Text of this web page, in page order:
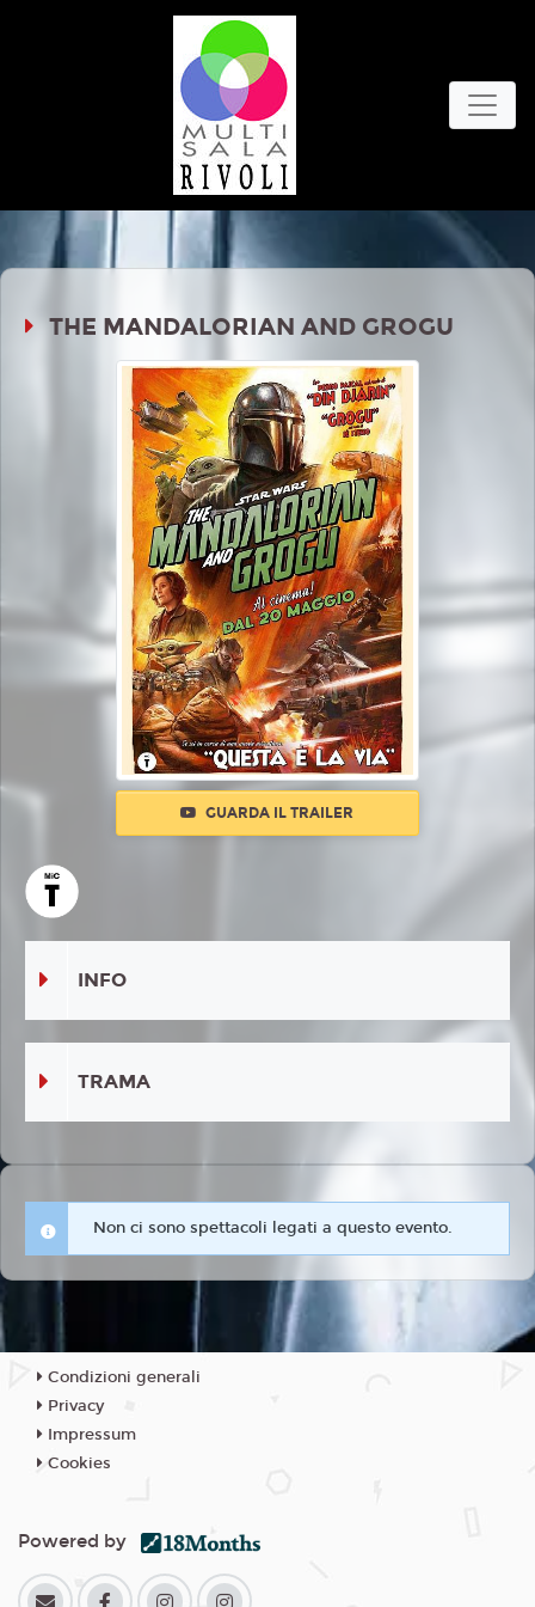
THE MANDALORIAN AND GROGU
GUARDA IL TRAILER
INFO
TRAMA
Non ci sono spettacoli legati a questo evento.
Condizioni generali
Privacy
Impressum
Cookies
Powered by